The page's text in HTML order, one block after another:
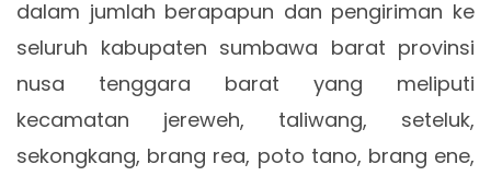
dalam jumlah berapapun dan pengiriman ke
seluruh kabupaten sumbawa barat provinsi
nusa tenggara barat yang meliputi
kecamatan jereweh, taliwang, seteluk,
sekongkang, brang rea, poto tano, brang ene,